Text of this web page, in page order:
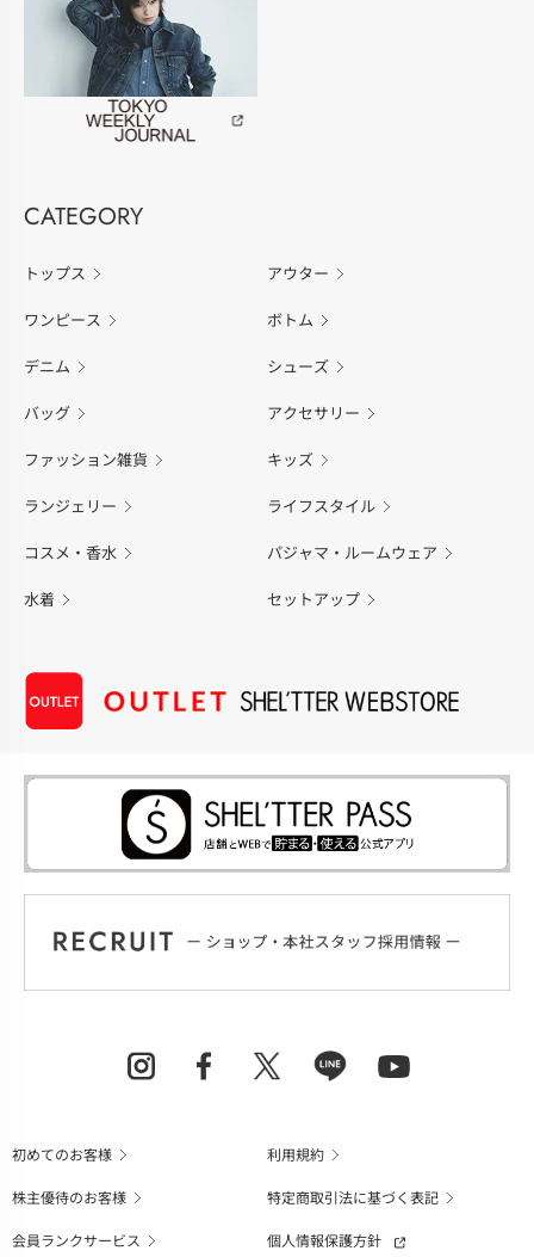
CATEGORY
トップス アウター
ワンピース ボトム
デニム シューズ
バッグ アクセサリー
ファッション雑貨 キッズ
ランジェリー ライフスタイル
コスメ・香水 パジャマ・ルームウェア
水着 セットアップ
初めてのお客様
利用規約
株主優待のお客様
特定商取引法に基づく表記
会員ランクサービス
個人情報保護方針